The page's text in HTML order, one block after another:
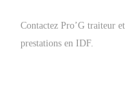
Contactez Pro’G traiteur
prestations en IDF.